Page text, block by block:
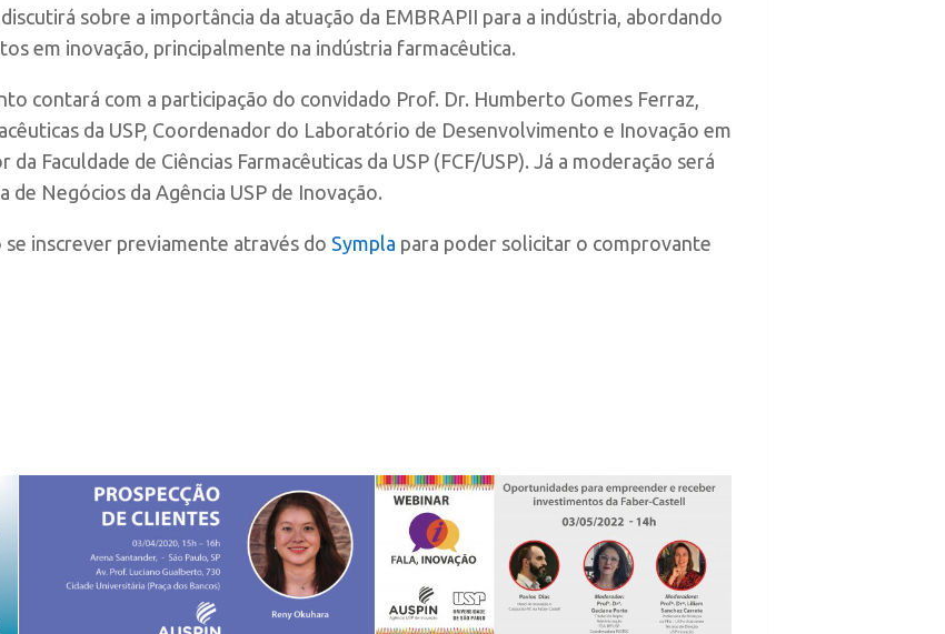
sobre a importância da atuação da EMBRAPII para a indústria, abordando
em inovação, principalmente na indústria farmacêutica.
contará com a participação do convidado Prof. Dr. Humberto Gomes Ferraz,
da USP, Coordenador do Laboratório de Desenvolvimento e Inovação em
Faculdade de Ciências Farmacêuticas da USP (FCF/USP). Já a moderação será
de Negócios da Agência USP de Inovação.
inscrever previamente através do Sympla para poder solicitar o comprovante